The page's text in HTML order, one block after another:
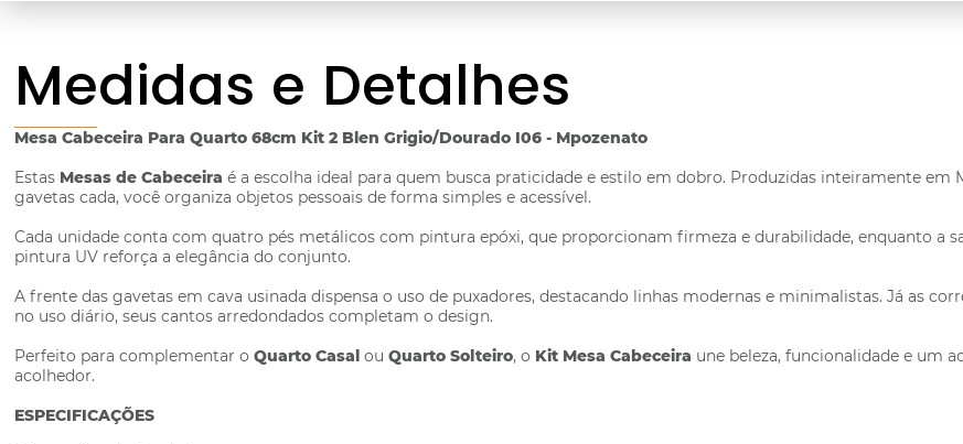
Medidas e Detalhes
Mesa Cabeceira Para Quarto 68cm Kit 2 Blen Grigio/Dourado I06 - Mpozenato
Estas Mesas de Cabeceira é a escolha ideal para quem busca praticidade e estilo em dobro. Produzidas inteiramente em
gavetas cada, você organiza objetos pessoais de forma simples e acessível.
Cada unidade conta com quatro pés metálicos com pintura epóxi, que proporcionam firmeza e durabilidade, enquanto a
pintura UV reforça a elegância do conjunto.
A frente das gavetas em cava usinada dispensa o uso de puxadores, destacando linhas modernas e minimalistas. Já as
no uso diário, seus cantos arredondados completam o design.
Perfeito para complementar oQuarto Casal ouQuarto Solteiro, o Kit Mesa Cabeceira une beleza, funcionalidade e um
acolhedor.
ESPECIFICAÇÕES